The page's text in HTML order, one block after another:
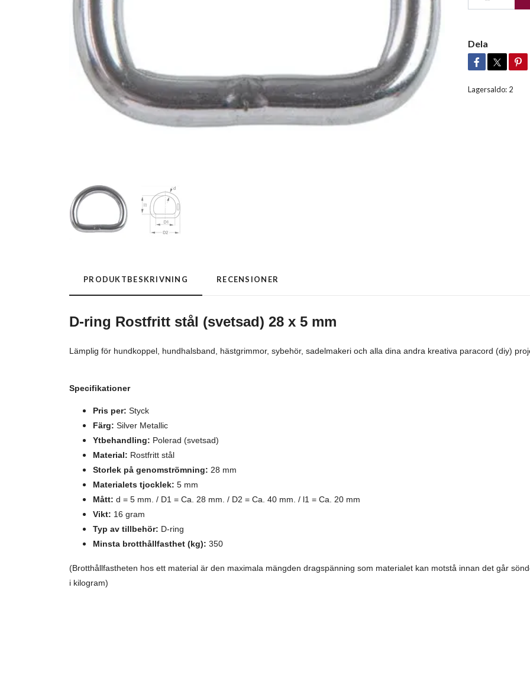
Dela
Lagersaldo: 2
PRODUKTBESKRIVNING RECENSIONER
D-ring Rostfritt stål (svetsad) 28 x 5 mm
Lämplig för hundkoppel, hundhalsband, hästgrimmor, sybehör, sadelmakeri och alla dina andra kreativa paracord (diy)
Specifikationer
Pris per: Styck
Färg: Silver Metallic
Ytbehandling: Polerad (svetsad)
Material: Rostfritt stål
Storlek på genomströmning: 28 mm
Materialets tjocklek: 5 mm
Mått: d = 5 mm. / D1 = Ca. 28 mm. / D2 = Ca. 40 mm. / l1 = Ca. 20 mm
Vikt: 16 gram
Typ av tillbehör: D-ring
Minsta brotthållfasthet (kg): 350
(Brotthållfastheten hos ett material är den maximala mängden dragspänning som materialet kan motstå innan det går
i kilogram)